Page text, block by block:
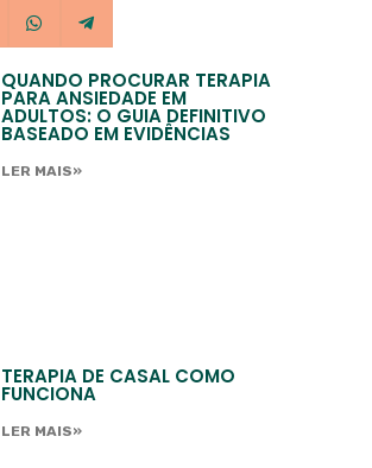
QUANDO PROCURAR TERAPIA
PARA ANSIEDADE EM
ADULTOS: O GUIA DEFINITIVO
BASEADO EM EVIDÊNCIAS
LER MAIS»
TERAPIA DE CASAL COMO
FUNCIONA
LER MAIS»